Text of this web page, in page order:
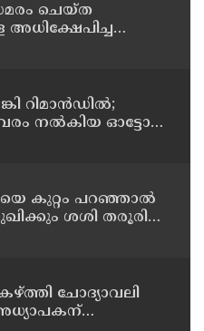
ചെയ്ത
അധിക്ഷേപിച്ച
റിമാന്‍ഡില്‍;
നൽകിയ ഓട്ടോ
കുറ്റം പറഞ്ഞാല്‍
ശശി തരൂരിന്
ചോദ്യാവലി